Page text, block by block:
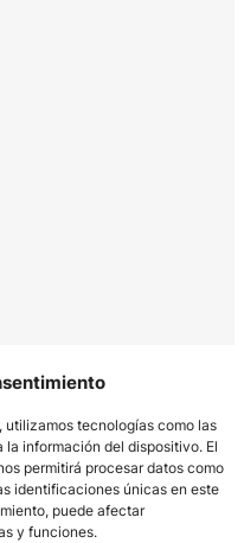
utilizamos tecnologías como las
información del dispositivo. El
permitirá procesar datos como
identificaciones únicas en este
puede afectar
y funciones.